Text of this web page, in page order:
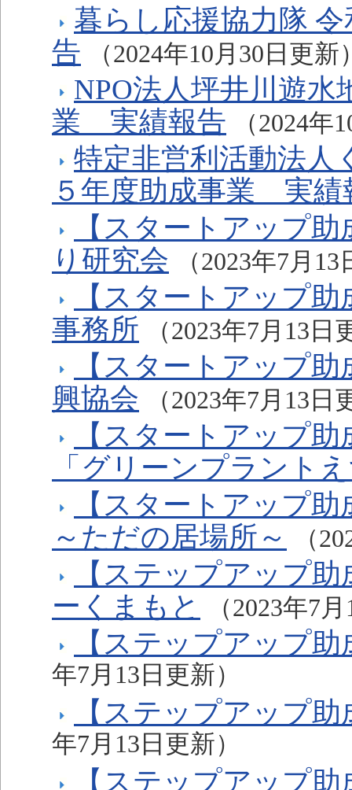
暮らし応援協力隊
告
（2024年10月30日更新
NPO法人坪井川遊水
業 実績報告
（2024年
特定非営利活動法人
５年度助成事業 実績
【スタートアップ
り研究会
（2023年7月
【スタートアップ
事務所
（2023年7月13日
【スタートアップ
興協会
（2023年7月13日
【スタートアップ
「グリーンプラント
【スタートアップ
～ただの居場所～
（
【ステップアップ
ーくまもと
（2023年7
【ステップアップ
年7月13日更新）
【ステップアップ
年7月13日更新）
【ステップアップ